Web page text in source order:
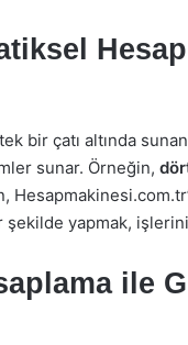
bir çatı altında
sunar. Örneğin,
yapmak,
ile